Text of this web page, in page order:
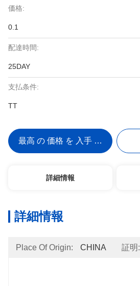
価格:
0.1
配達時間:
25DAY
支払条件:
TT
最高 の 価格 を 入手 する
詳細情報
詳細情報
Place Of Origin: CHINA 証明: